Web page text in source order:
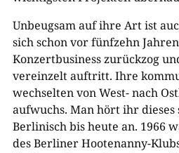
Unbeugsam auf ihre Art ist
sich schon vor fünfzehn
Konzertbusiness zurückzog
vereinzelt auftritt. Ihre
wechselten von West- nach
aufwuchs. Man hört ihr dieses
Berlinisch bis heute an. 1966
des Berliner Hootenanny-